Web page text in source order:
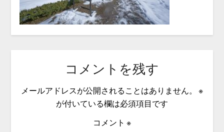
コメントを残す
メールアドレスが公開されることはありません。
※
が付いている欄は必須項目です
コメント ※